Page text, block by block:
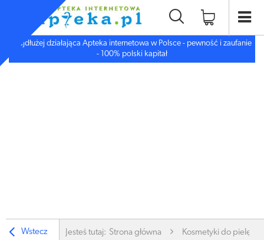
Najdłużej działająca Apteka internetowa w Polsce - pewność i zaufanie
- 100% polski kapitał
Wstecz Jesteś tutaj: Strona główna Kosmetyki do